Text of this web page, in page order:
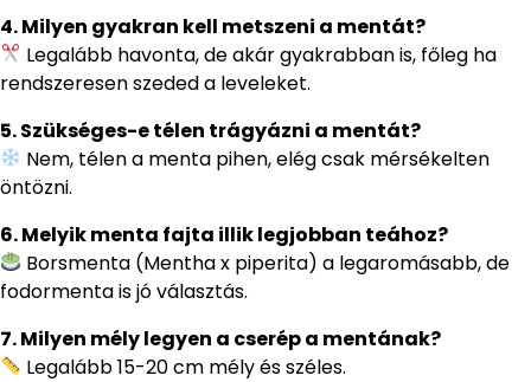
4. Milyen gyakran kell metszeni a mentát?
Legalább havonta, de akár gyakrabban is, főleg ha
rendszeresen szeded a leveleket.
5. Szükséges-e télen trágyázni a mentát?
Nem, télen a menta pihen, elég csak mérsékelten
öntözni.
6. Melyik menta fajta illik legjobban teához?
Borsmenta (Mentha x piperita) a legaromásabb, de
fodormenta is jó választás.
7. Milyen mély legyen a cserép a mentának?
Legalább 15-20 cm mély és széles.